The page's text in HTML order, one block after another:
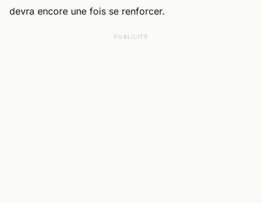
devra encore une fois se renforcer.
PUBLICITÉ